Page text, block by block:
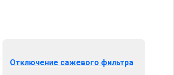
Отключение сажевого фильтра